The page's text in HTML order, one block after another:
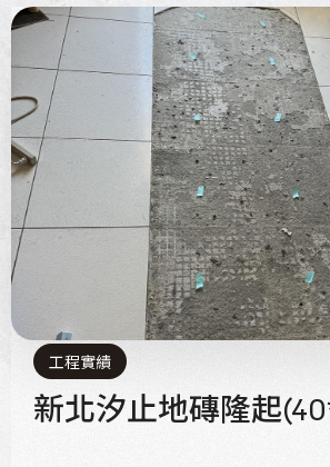
工程實績
新北汐止地磚隆起